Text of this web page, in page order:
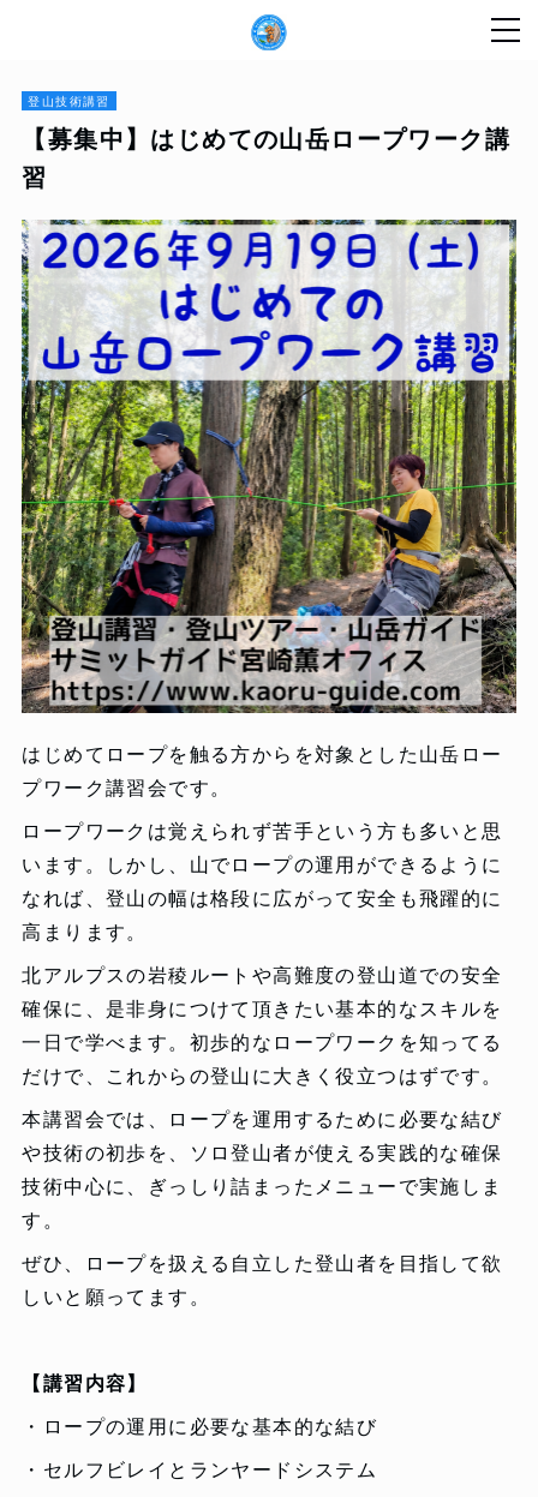
登山技術講習
【募集中】はじめての山岳ロープワーク講
習
はじめてロープを触る方からを対象とした山岳ロー
プワーク講習会です。
ロープワークは覚えられず苦手という方も多いと思
います。しかし、山でロープの運用ができるように
なれば、登山の幅は格段に広がって安全も飛躍的に
高まります。
北アルプスの岩稜ルートや高難度の登山道での安全
確保に、是非身につけて頂きたい基本的なスキルを
一日で学べます。初歩的なロープワークを知ってる
だけで、これからの登山に大きく役立つはずです。
本講習会では、ロープを運用するために必要な結び
や技術の初歩を、ソロ登山者が使える実践的な確保
技術中心に、ぎっしり詰まったメニューで実施しま
す。
ぜひ、ロープを扱える自立した登山者を目指して欲
しいと願ってます。
【講習内容】
・ロープの運用に必要な基本的な結び
・セルフビレイとランヤードシステム